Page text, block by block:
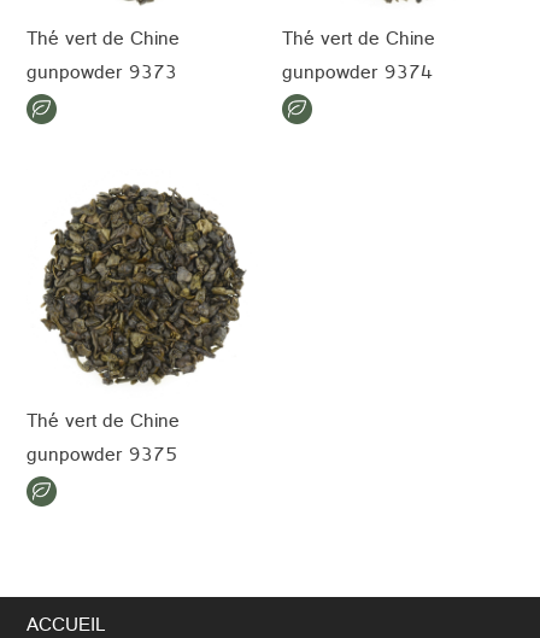
Thé vert de Chine
gunpowder 9373
Thé vert de Chine
gunpowder 9374
Thé vert de Chine
gunpowder 9375
ACCUEIL